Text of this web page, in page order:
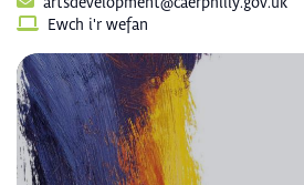
Ewch i'r wefan